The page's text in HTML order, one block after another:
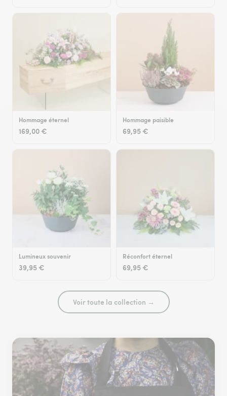
Hommage éternel
169,00 €
Hommage paisible
69,95 €
Lumineux souvenir
39,95 €
Réconfort éternel
69,95 €
Voir toute la collection →